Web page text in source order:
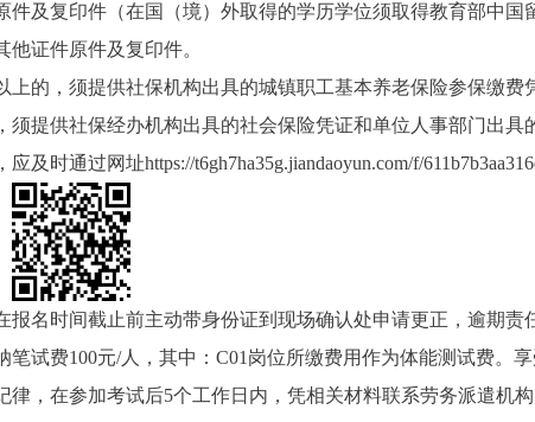
件及复印件（在国（境）外取得的学历学位须取得教育部中国
他证件原件及复印件。
上的 ， 须提供社保机构出具的城镇职工基本养老保险参保缴费
须提供社保经办机构出具的社会保险凭证和单位人 事部门出具
应及时通过网址https://t6gh7ha35g.jiandaoyun.com/f/
报名时间截止前主动带身份证到现场确认处申请更正，逾期责
笔试费100元/人 ，其中： C01 岗位所缴费用作为体能测试费。
律，在参加考试后5个工作日内，凭相关材料联系劳务派遣机